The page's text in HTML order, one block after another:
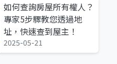
如何查詢房屋所有權人？
專家5步驟教您透過地
址，快速查到屋主！
2025-05-21